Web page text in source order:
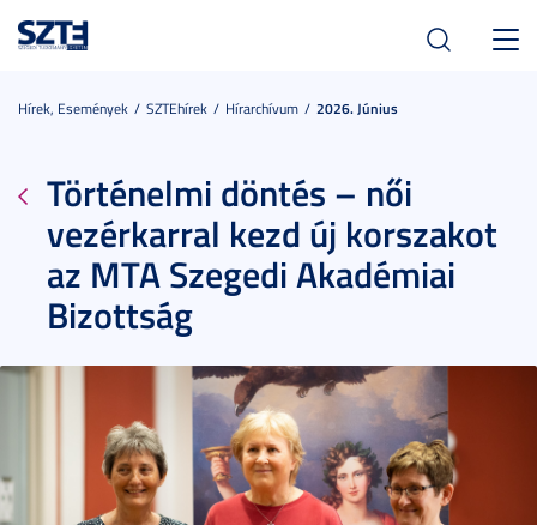
Hírek, Események SZTEhírek Hírarchívum 2026. Június
Történelmi döntés – női
vezérkarral kezd új korszakot
az MTA Szegedi Akadémiai
Bizottság